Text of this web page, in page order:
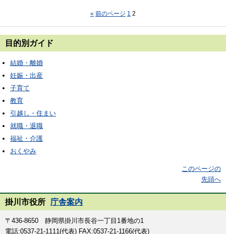
« 前のページ 1 2
目的別ガイド
結婚・離婚
妊娠・出産
子育て
教育
引越し・住まい
就職・退職
福祉・介護
おくやみ
このページの
先頭へ
掛川市役所 庁舎案内
〒436-8650 静岡県掛川市長谷一丁目1番地の1
電話:0537-21-1111(代表) FAX:0537-21-1166(代表)